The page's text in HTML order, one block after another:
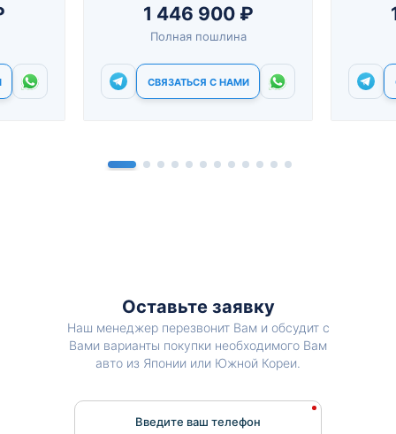
1 446 900 ₽
Полная пошлина
СВЯЗАТЬСЯ С НАМИ
Оставьте заявку
Наш менеджер перезвонит Вам и обсудит с
Вами варианты покупки необходимого Вам
авто из Японии или Южной Кореи.
Введите ваш телефон